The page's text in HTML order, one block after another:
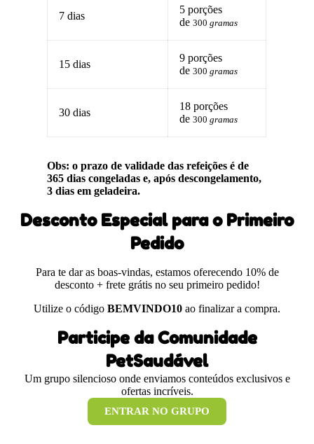
7 dias
5 porções
de300gramas
15 dias
9 porções
de300gramas
30 dias
18 porções
de300gramas
Obs: o prazo de validade das refeições é de
365 dias congeladas e, após descongelamento,
3 dias em geladeira.
Desconto Especial para o Primeiro
Pedido
Para te dar as boas-vindas, estamos oferecendo 10% de
desconto + frete grátis no seu primeiro pedido!
Utilize o código BEMVINDO10 ao finalizar a compra.
Participe da Comunidade
PetSaudável
Um grupo silencioso onde enviamos conteúdos exclusivos e
ofertas incríveis.
ENTRAR NO GRUPO